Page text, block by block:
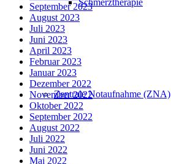
Schmerztherapie
Zentrale Notaufnahme (ZNA)
September 2023
August 2023
Juli 2023
Juni 2023
April 2023
Februar 2023
Januar 2023
Dezember 2022
November 2022
Oktober 2022
September 2022
August 2022
Juli 2022
Juni 2022
Mai 2022